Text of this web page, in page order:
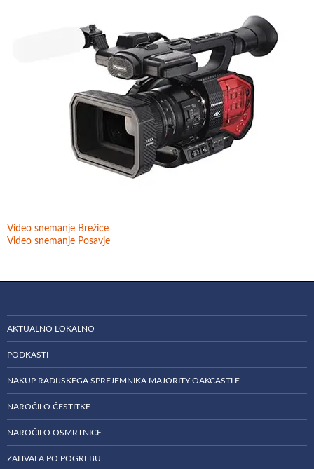
Video snemanje Brežice
Video snemanje Posavje
AKTUALNO LOKALNO
PODKASTI
NAKUP RADIJSKEGA SPREJEMNIKA MAJORITY OAKCASTLE
NAROČILO ČESTITKE
NAROČILO OSMRTNICE
ZAHVALA PO POGREBU